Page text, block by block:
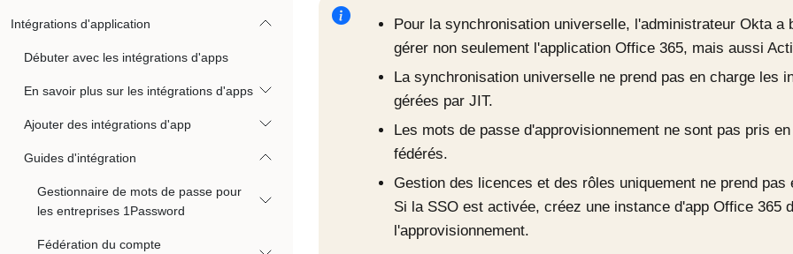
Intégrations d'application
Débuter avec les intégrations d'apps
En savoir plus sur les intégrations d'apps
Ajouter des intégrations d'app
Guides d'intégration
Gestionnaire de mots de passe pour
les entreprises 1Password
Fédération du compte
Pour la synchronisation universelle, l'administrateur Oktaa
gérer non seulement l'application Office 365, mais aussi
La synchronisation universelle ne prend pas en charge les
gérées par JIT.
Les mots de passe d'approvisionnement ne sont pas pris
fédérés.
Gestion des licences et des rôles uniquement ne prend
Si la SSO est activée, créez une instance d'app Office 365
l'approvisionnement.